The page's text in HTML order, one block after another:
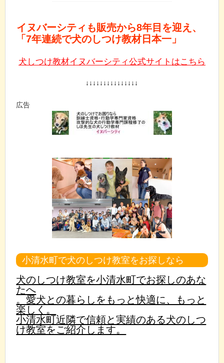
イヌバーシティも販売から8年目を迎え、
「7年連続で犬のしつけ教材日本一」
犬しつけ教材イヌバーシティ公式サイトはこちら
↓↓↓↓↓↓↓↓↓↓↓↓↓↓↓
広告
小清水町で犬のしつけ教室をお探しなら
犬のしつけ教室を小清水町でお探しのあな
たへ
。愛犬との暮らしをもっと快適に、もっと
楽しく。
小清水町近隣で信頼と実績のある犬のしつ
け教室をご紹介します。